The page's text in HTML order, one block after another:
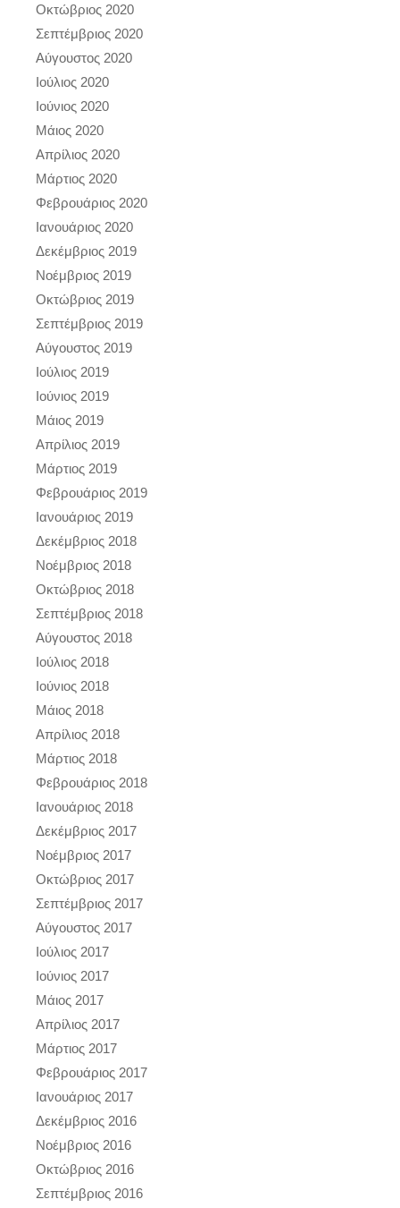
Οκτώβριος 2020
Σεπτέμβριος 2020
Αύγουστος 2020
Ιούλιος 2020
Ιούνιος 2020
Μάιος 2020
Απρίλιος 2020
Μάρτιος 2020
Φεβρουάριος 2020
Ιανουάριος 2020
Δεκέμβριος 2019
Νοέμβριος 2019
Οκτώβριος 2019
Σεπτέμβριος 2019
Αύγουστος 2019
Ιούλιος 2019
Ιούνιος 2019
Μάιος 2019
Απρίλιος 2019
Μάρτιος 2019
Φεβρουάριος 2019
Ιανουάριος 2019
Δεκέμβριος 2018
Νοέμβριος 2018
Οκτώβριος 2018
Σεπτέμβριος 2018
Αύγουστος 2018
Ιούλιος 2018
Ιούνιος 2018
Μάιος 2018
Απρίλιος 2018
Μάρτιος 2018
Φεβρουάριος 2018
Ιανουάριος 2018
Δεκέμβριος 2017
Νοέμβριος 2017
Οκτώβριος 2017
Σεπτέμβριος 2017
Αύγουστος 2017
Ιούλιος 2017
Ιούνιος 2017
Μάιος 2017
Απρίλιος 2017
Μάρτιος 2017
Φεβρουάριος 2017
Ιανουάριος 2017
Δεκέμβριος 2016
Νοέμβριος 2016
Οκτώβριος 2016
Σεπτέμβριος 2016